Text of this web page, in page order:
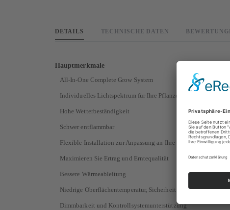
DETAILS
Hauptmerkmale
All-In-One Complete Grow System
Individuelles Lichtspektrum für Ihre Pflanzen
Hohe Wetterbeständigkeit
Schwer entflammbar
Flexible Installation zur Anpassung an Ihre Bedürfnisse
Maximieren Sie Ertrag und Erntequalität
Bessere Wärmeableitung
Niedrige Oberflächentemperatur, Sicherheit für Pflanzen
Dimmbarkeit und Kontrollsystemunterstützung
TECHNISCHE DATEN